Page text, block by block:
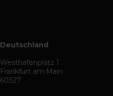
Deutschland
Westhafenplatz 1
Frankfurt am Main
60327